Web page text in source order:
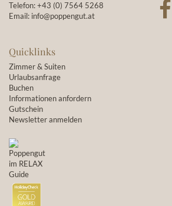
Telefon:+43 (0) 7564 5268
Email: info@poppengut.at
Quicklinks
Zimmer & Suiten
Urlaubsanfrage
Buchen
Informationen anfordern
Gutschein
Newsletter anmelden